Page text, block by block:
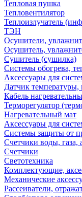
Тепловая пушка
Тепловентилятор
Теплоизлучатель
ТЭН
Осушители,
Осушитель,
Сушитель (сушилка)
Системы обогрева,
Аксессуары для
Датчик температуры,
Кабель
Терморегулятор
Нагревательный мат
Аксессуары для
Системы защиты от
Счетчики воды, газа,
Счетчики
Светотехника
Комплектующие,
Механические
Рассеиватели,